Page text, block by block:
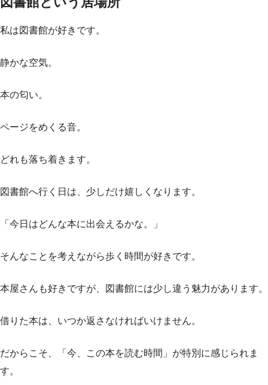
私は図書館が好きです。
静かな空気。
本の匂い。
ページをめくる音。
どれも落ち着きます。
図書館へ行く日は、少しだけ嬉しくなります。
「今日はどんな本に出会えるかな。」
そんなことを考えながら歩く時間が好きです。
本屋さんも好きですが、図書館には少し違う魅力があります。
借りた本は、いつか返さなければいけません。
だからこそ、「今、この本を読む時間」が特別に感じられま
す。